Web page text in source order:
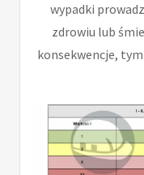
wypadki
zdrowiu lub
konsekwencje,